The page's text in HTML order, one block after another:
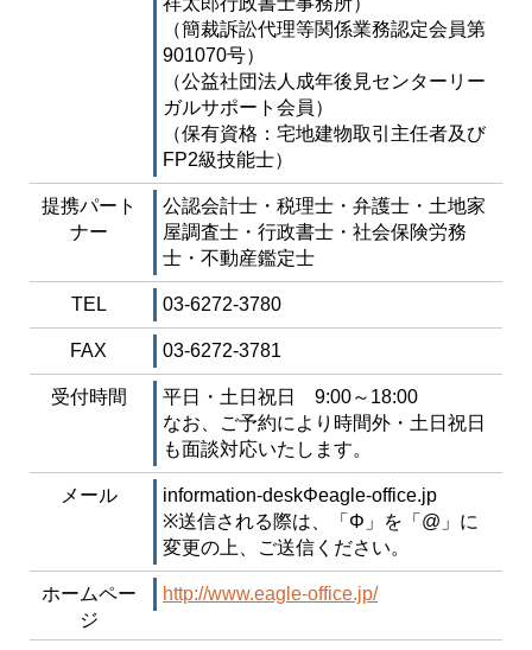
（簡裁訴訟代理等関係業務認定会員第
901070号）
（公益社団法人成年後見センターリー
ガルサポート会員）
（保有資格：宅地建物取引主任者及び
FP2級技能士）
提携パート
ナー
公認会計士・税理士・弁護士・土地家
屋調査士・行政書士・社会保険労務
士・不動産鑑定士
TEL 03-6272-3780
FAX 03-6272-3781
受付時間
平日・土日祝日 9:00～18:00
なお、ご予約により時間外・土日祝日
も面談対応いたします。
メール
information-deskΦeagle-office.jp
※送信される際は、「Φ」を「@」に
変更の上、ご送信ください。
ホームペー
ジ
http://www.eagle-office.jp/